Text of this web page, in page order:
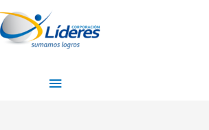
Menú
principal